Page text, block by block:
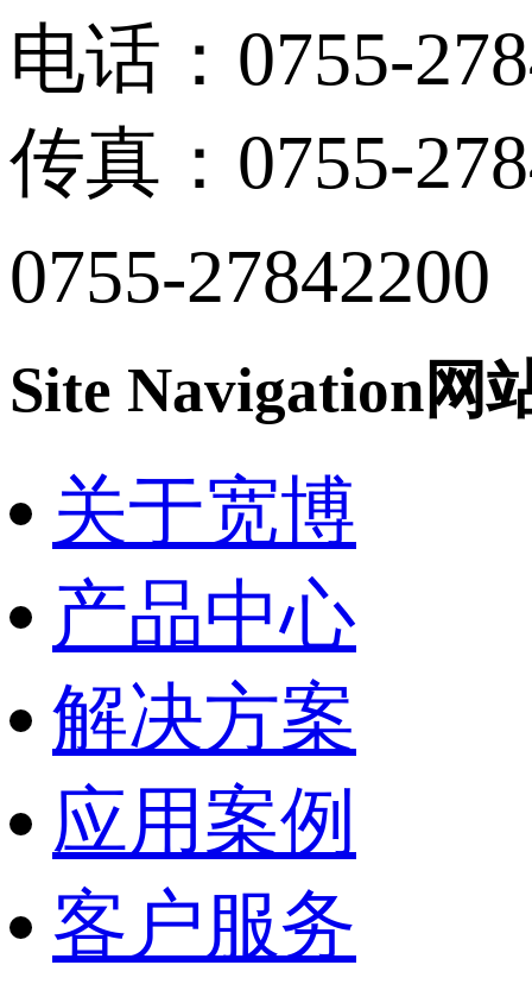
电话：0755-
传真：0755-
0755-27842200
Site Navigation网
关于宽博
产品中心
解决方案
应用案例
客户服务